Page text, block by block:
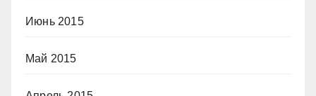
Июнь 2015
Май 2015